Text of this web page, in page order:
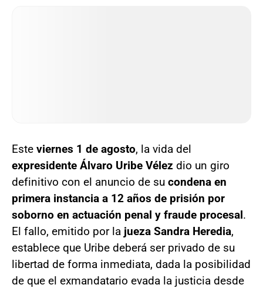
Este viernes 1 de agosto, la vida del
expresidente Álvaro Uribe Vélez dio un giro
definitivo con el anuncio de su condena en
primera instancia a 12 años de prisión por
soborno en actuación penal y fraude procesal.
El fallo, emitido por la jueza Sandra Heredia,
establece que Uribe deberá ser privado de su
libertad de forma inmediata, dada la posibilidad
de que el exmandatario evada la justicia desde